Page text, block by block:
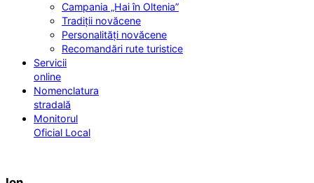
Campania „Hai în Oltenia”
Tradiții novăcene
Personalități novăcene
Recomandări rute turistice
Servicii
online
Nomenclatura
stradală
Monitorul
Oficial Local